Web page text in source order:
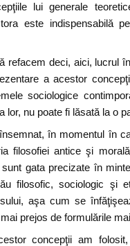
lui generale
este indispensabilă
refacem deci, aici, lucrul
a acestor
sociologice
lor, nu poate fi lăsată la o
în momentul în
filosofiei antice şi
gata precizate în
filosofic, sociologic şi
aşa cum se
prejos de formulările
concepţii am